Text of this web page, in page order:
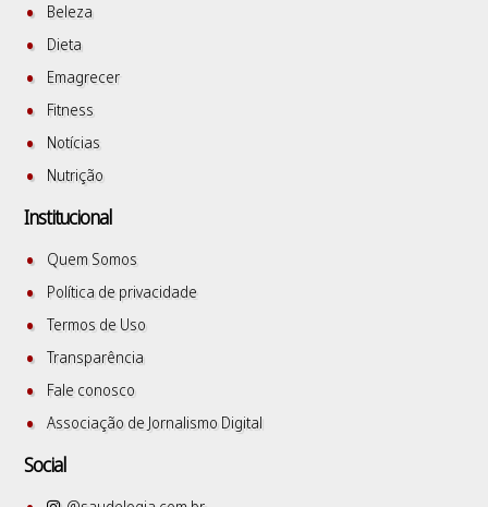
Beleza
Dieta
Emagrecer
Fitness
Notícias
Nutrição
Institucional
Quem Somos
Política de privacidade
Termos de Uso
Transparência
Fale conosco
Associação de Jornalismo Digital
Social